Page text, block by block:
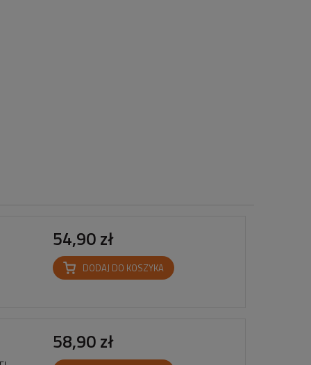
54,90 zł
DODAJ DO KOSZYKA
58,90 zł